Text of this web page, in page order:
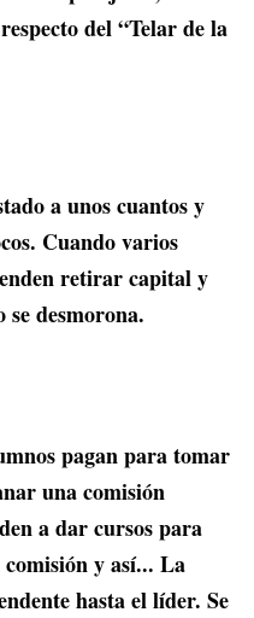
del “Telar de la
a unos cuantos y
Cuando varios
retirar capital y
se desmorona.
pagan para tomar
una comisión
a dar cursos para
y así... La
hasta el líder. Se